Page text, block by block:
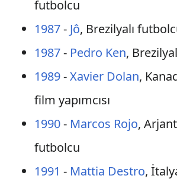
futbolcu
1987- Jô, Brezilyalı
1987- Pedro Ken,
1989-Xavier Dolan,
film yapımcısı
1990- Marcos Rojo,
futbolcu
1991 - Mattia Destro,